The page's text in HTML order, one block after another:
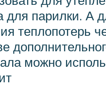
для парилки. А
теплопотерь
можно